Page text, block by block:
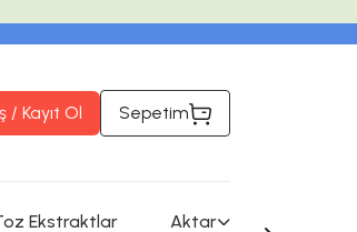
/ Kayıt Ol Sepetim
Ekstraktlar Aktar